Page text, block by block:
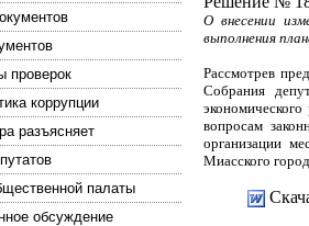
проверок
коррупции
разъясняет
палаты
обсуждение
О внесении
выполнения
Рассмотрев
Собрания
вопросам
организации
Миасского